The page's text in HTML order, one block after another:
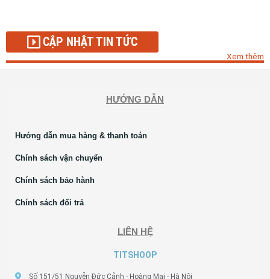
CẬP NHẬT TIN TỨC
Xem thêm
HƯỚNG DẪN
Hướng dẫn mua hàng & thanh toán
Chính sách vận chuyển
Chính sách bảo hành
Chính sách đổi trả
LIÊN HỆ
TITSHOOP
Số 151/51 Nguyễn Đức Cảnh - Hoàng Mai - Hà Nội